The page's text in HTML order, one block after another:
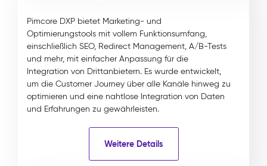
Pimcore DXP bietet Marketing- und
Optimierungstools mit vollem Funktionsumfang,
einschließlich SEO, Redirect Management, A/B-Tests
und mehr, mit einfacher Anpassung für die
Integration von Drittanbietern. Es wurde entwickelt,
um die Customer Journey über alle Kanäle hinweg zu
optimieren und eine nahtlose Integration von Daten
und Erfahrungen zu gewährleisten.
Weitere Details